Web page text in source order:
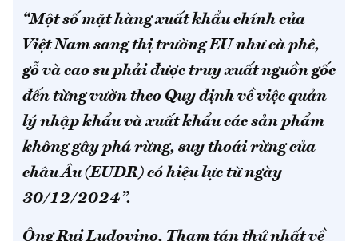
“Một số mặt hàng xuất khẩu chính của
Việt Nam sang thị trường EU như cà phê,
gỗ và cao su phải được truy xuất nguồn gốc
đến từng vườn theo Quy định về việc quản
lý nhập khẩu và xuất khẩu các sản phẩm
không gây phá rừng, suy thoái rừng của
châu Âu (EUDR) có hiệu lực từ ngày
30/12/2024”.
Ông Rui Ludovino, Tham tán thứ nhất về